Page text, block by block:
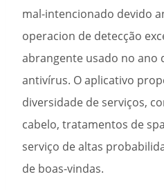
mal-intencionado devido
operacion de detecção
abrangente usado no ano
antivírus. O aplicativo
diversidade de serviços,
cabelo, tratamentos de
serviço de altas
de boas-vindas.